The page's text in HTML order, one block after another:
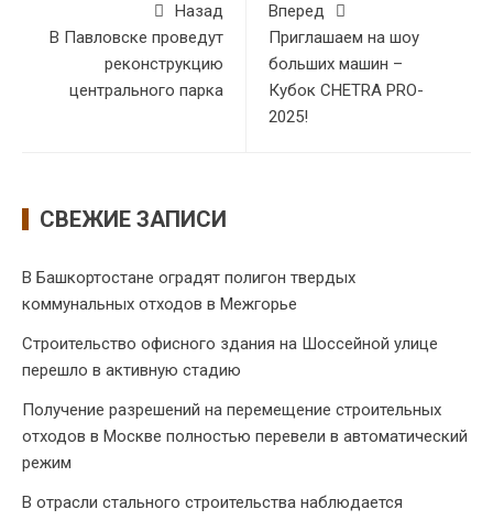
Назад
В Павловске проведут
реконструкцию
центрального парка
Вперед
Приглашаем на шоу
больших машин –
Кубок CHETRA PRO-
2025!
СВЕЖИЕ ЗАПИСИ
В Башкортостане оградят полигон твердых
коммунальных отходов в Межгорье
Строительство офисного здания на Шоссейной улице
перешло в активную стадию
Получение разрешений на перемещение строительных
отходов в Москве полностью перевели в автоматический
режим
В отрасли стального строительства наблюдается